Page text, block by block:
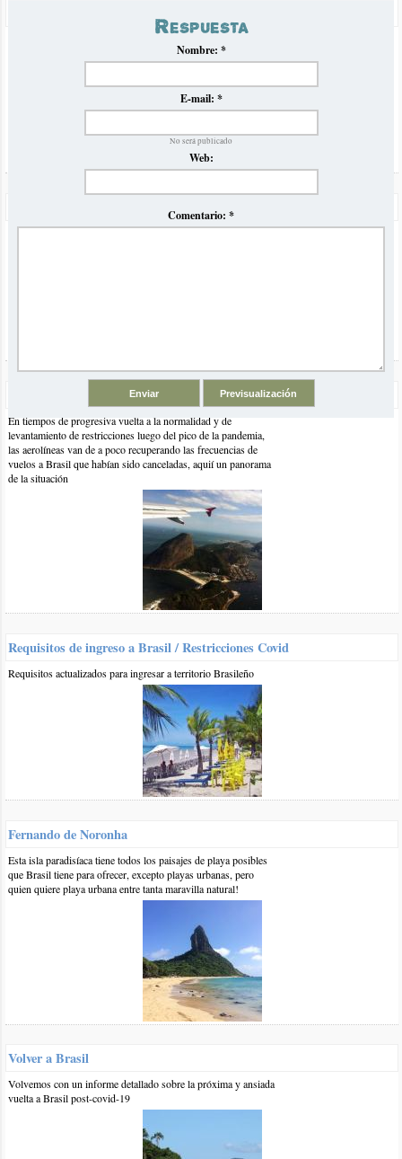
Respuesta
Nombre: *
E-mail: *
No será publicado
Web:
Comentario: *
El artículo comentado está vinculado a las siguientes categorías y
etiquetas:
Playas del Sur de Brasil viajes en omnibus
Santa Catarina Información
Otros comentarios en artículo:
0 17-ene-2017 :: por:
Jorge aviles
Yo qyiero disfrutar fanilia en brasil.que lugar.me recomienda
desde corrientes.capital
1 20-ene-2017::por:BrasilPlayas
Hola Jorge,
grande y con muchos atractivos en términos turísticos, pero si
van a ir en ómnibus desde Corrientes posiblemente les
convenga el sur de Brasil, Camboriú o Florianópolis están a 1
día de viaje desde Corrientes y cuesta entre 2200 y 2300
https://www.brasilplayas.com/blog-viajes/brasil-en-omnibus-
precios-veran...
Saludos
0 17-ene-2017::por:Jorge aviles
Yo quiero viajar desde corrientes a bradil.rio.janeiro
rsposa.hijo..6años y yo
Volvemos luego de la pandemia con nuestro tradicional
informe comparativo de precios y horarios de ómnibus para el
Odisea de San Pablo a Buenos Aires en Omnibus JBL
Viajamos desde San Pablo a Buenos Aires en ómnibus con la
Vuelos a Brasil Post Pandemia
En tiempos de progresiva vuelta a la normalidad y de
levantamiento de restricciones luego del pico de la pandemia,
las aerolíneas van de a poco recuperando las frecuencias de
vuelos a Brasil que habían sido canceladas, aquií un panorama
de la situación
Requisitos de ingreso a Brasil / Restricciones Covid
Requisitos actualizados para ingresar a territorio Brasileño
Fernando de Noronha
Esta isla paradisíaca tiene todos los paisajes de playa posibles
que Brasil tiene para ofrecer, excepto playas urbanas, pero
quien quiere playa urbana entre tanta maravilla natural!
Volver a Brasil
Volvemos con un informe detallado sobre la próxima y ansiada
vuelta a Brasil post-covid-19